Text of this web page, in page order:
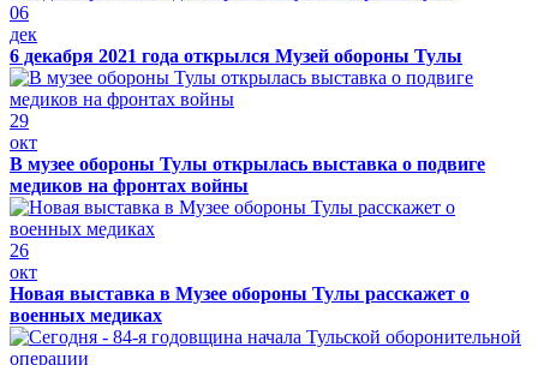
06
дек
6 декабря 2021 года открылся Музей обороны Тулы
29
окт
В музее обороны Тулы открылась выставка о подвиге
медиков на фронтах войны
26
окт
Новая выставка в Музее обороны Тулы расскажет о
военных медиках